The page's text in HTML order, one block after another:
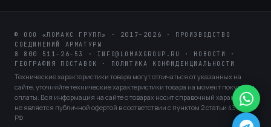
© ООО «ЛОМАКС ГРУПП» · 2017–2026 · ПРОИЗВОДСТВО
СОЕДИНЕНИЙ АРМАТУРЫ
8 800 511-26-53
· INFO@LOMAXGROUP.RU · НОВОСТИ
·
ГЕОГРАФИЯ ПОСТАВОК
· ПОЛИТИКА КОНФИДЕНЦИАЛЬНОСТИ
Технические характеристики товара могут отличаться от указанных на
сайте, уточняйте технические характеристики товара на момент покупки и
оплаты. Вся информация на сайте о товарах носит справочный характер и
не является публичной офертой в соответствии с пунктом 2 статьи 437 ГК
РФ.